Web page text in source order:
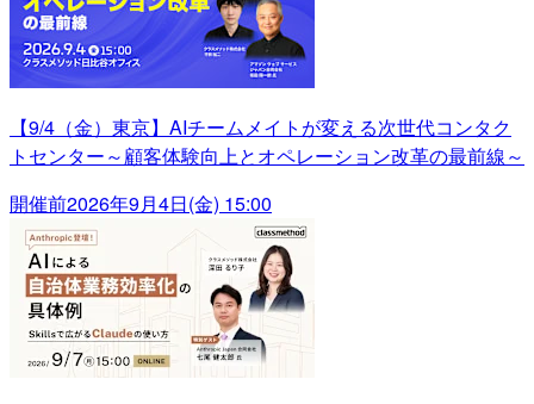
【9/4（金）東京】AIチームメイトが変える次世代コンタク
トセンター～顧客体験向上とオペレーション改革の最前線～
開催前2026年9月4日(金) 15:00